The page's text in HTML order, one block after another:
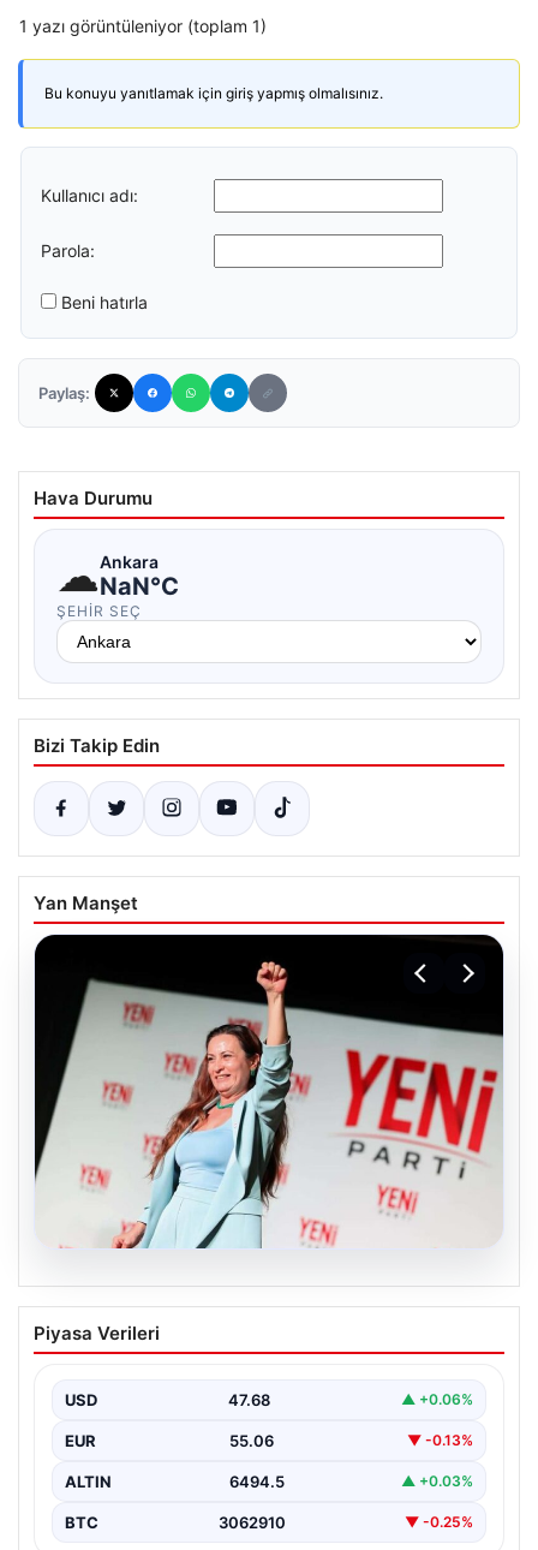
1 yazı görüntüleniyor (toplam 1)
Bu konuyu yanıtlamak için giriş yapmış olmalısınız.
Kullanıcı adı:
Parola:
Beni hatırla
Paylaş:
Hava Durumu
☁Ankara
NaN°C
ŞEHIR SEÇ
Bizi Takip Edin
Yan Manşet
Manisa’da Rüşvet Soruşturması: Yeni
Parti İl Başkanı İlksen Özalper
Manisa'da yaşanan rüşvet operasyonu kapsamında
gözaltına…
Piyasa Verileri
USD 47.68 ▲ +0.06%
EUR 55.06 ▼ -0.13%
ALTIN 6494.5 ▲ +0.03%
BTC 3062910 ▼ -0.25%